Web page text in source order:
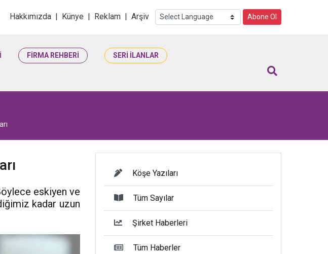
Bilimleri
Hakkımızda | Künye | Reklam | Arşiv Abone Ol
FİRMA REHBERİ SERİ İLANLAR
eskiyen ve
kadar uzun
Köşe Yazıları
Tüm Sayılar
Şirket Haberleri
Tüm Haberler